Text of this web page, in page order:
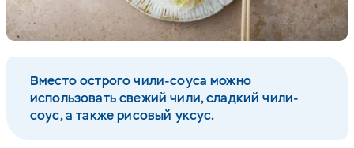
Вместо острого чили-соуса можно
использовать свежий чили, сладкий чили-
соус, а также рисовый уксус.